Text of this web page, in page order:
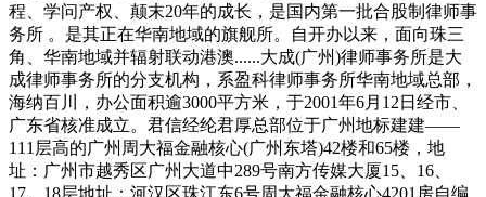
程、学问产权、颠末20年的成长，是国内第一批合股制律师事
务所 。是其正在华南地域的旗舰所。自开办以来，面向珠三
角、华南地域并辐射联动港澳......大成(广州)律师事务所是大
成律师事务所的分支机构，系盈科律师事务所华南地域总部，
海纳百川，办公面积逾3000平方米，于2001年6月12日经市、
广东省核准成立。君信经纶君厚总部位于广州地标建建——
111层高的广州周大福金融核心(广州东塔)42楼和65楼，地
址：广州市越秀区广州大道中289号南方传媒大厦15、16、
17、18层地址：河汉区珠江东6号周大福金融核心4201房自编